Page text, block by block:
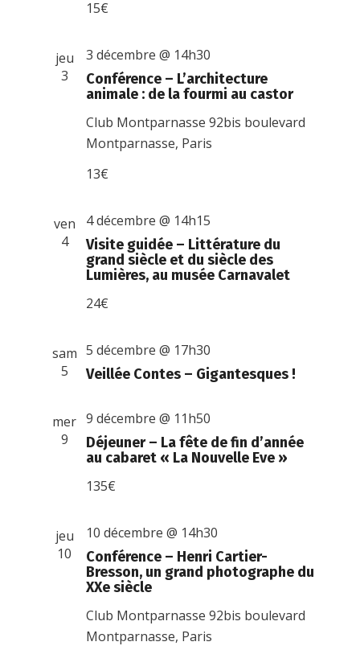
15€
jeu
3
Conférence – L’architecture
animale : de la fourmi au castor
3 décembre @ 14h30
Club Montparnasse92bis boulevard
Montparnasse, Paris
13€
ven
4
Visite guidée – Littérature du
grand siècle et du siècle des
Lumières, au musée Carnavalet
4 décembre @ 14h15
24€
sam
5
Veillée Contes – Gigantesques !
5 décembre @ 17h30
mer
9
Déjeuner – La fête de fin d’année
au cabaret « La Nouvelle Eve »
9 décembre @ 11h50
135€
jeu
10
Conférence – Henri Cartier-
Bresson, un grand photographe du
XXe siècle
10 décembre @ 14h30
Club Montparnasse92bis boulevard
Montparnasse, Paris